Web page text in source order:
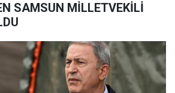
SAMSUN MİLLETVEKİLİ